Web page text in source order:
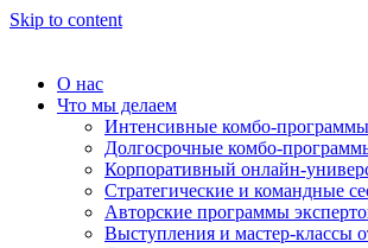
Skip to content
О нас
Что мы делаем
Интенсивные комбо-программы
Долгосрочные комбо-
Корпоративный онлайн-
Стратегические и командные
Авторские программы
Выступления и мастер-классы